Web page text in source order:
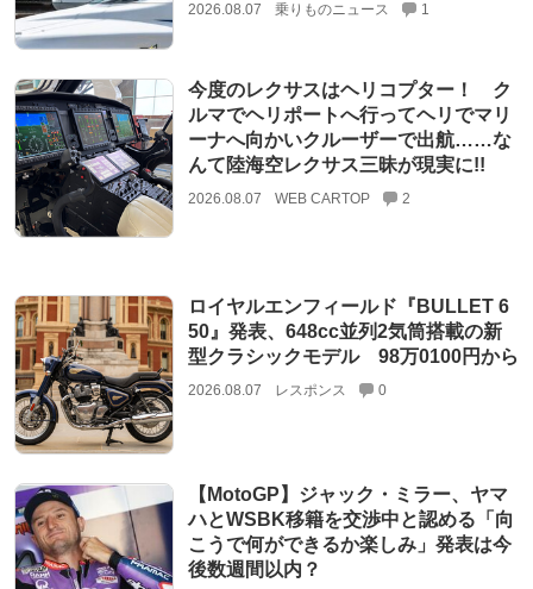
2026.08.07 乗りものニュース 1
今度のレクサスはヘリコプター！ ク
ルマでヘリポートへ行ってヘリでマリ
ーナへ向かいクルーザーで出航……な
んて陸海空レクサス三昧が現実に!!
2026.08.07 WEB CARTOP 2
ロイヤルエンフィールド『BULLET 6
50』発表、648cc並列2気筒搭載の新
型クラシックモデル 98万0100円から
2026.08.07 レスポンス 0
【MotoGP】ジャック・ミラー、ヤマ
ハとWSBK移籍を交渉中と認める「向
こうで何ができるか楽しみ」発表は今
後数週間以内？